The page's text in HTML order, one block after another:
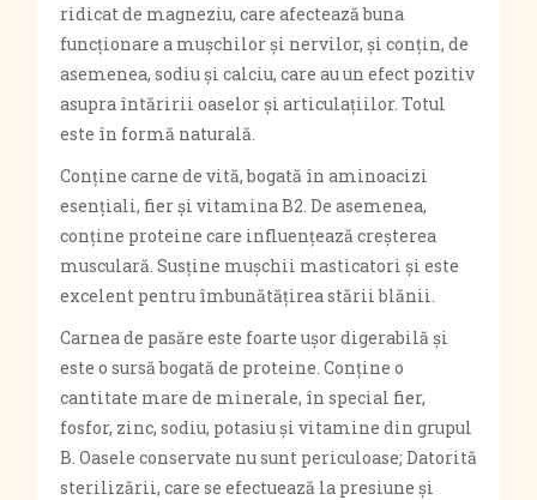
ridicat de magneziu, care afectează buna
funcționare a mușchilor și nervilor, și conțin, de
asemenea, sodiu și calciu, care au un efect pozitiv
asupra întăririi oaselor și articulațiilor. Totul
este în formă naturală.
Conține carne de vită, bogată în aminoacizi
esențiali, fier și vitamina B2. De asemenea,
conține proteine ​​care influențează creșterea
musculară. Susține mușchii masticatori și este
excelent pentru îmbunătățirea stării blănii.
Carnea de pasăre este foarte ușor digerabilă și
este o sursă bogată de proteine. Conține o
cantitate mare de minerale, în special fier,
fosfor, zinc, sodiu, potasiu și vitamine din grupul
B. Oasele conservate nu sunt periculoase; Datorită
sterilizării, care se efectuează la presiune și